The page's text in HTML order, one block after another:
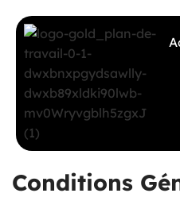
Conditions